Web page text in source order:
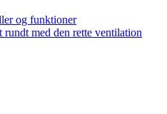
og funktioner
rundt med den rette ventilation